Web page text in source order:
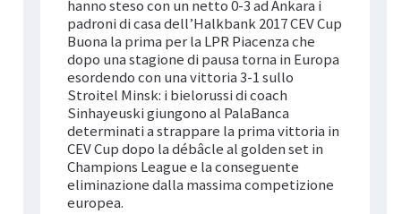
hanno steso con un netto 0-3 ad Ankara i
padroni di casa dell’Halkbank 2017 CEV Cup
Buona la prima per la LPR Piacenza che
dopo una stagione di pausa torna in Europa
esordendo con una vittoria 3-1 sullo
Stroitel Minsk: i bielorussi di coach
Sinhayeuski giungono al PalaBanca
determinati a strappare la prima vittoria in
CEV Cup dopo la débâcle al golden set in
Champions League e la conseguente
eliminazione dalla massima competizione
europea.